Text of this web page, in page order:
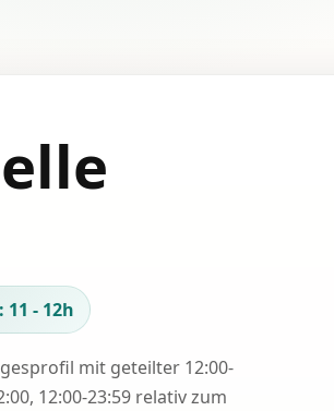
11 - 12h
mit geteilter 12:00-
12:00-23:59 relativ zum